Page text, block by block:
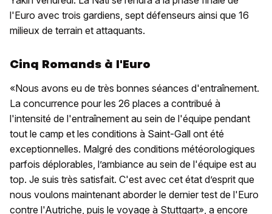
l'Euro avec trois gardiens, sept défenseurs ainsi que 16
milieux de terrain et attaquants.
Cinq Romands à l'Euro
«Nous avons eu de très bonnes séances d'entraînement.
La concurrence pour les 26 places a contribué à
l'intensité de l'entraînement au sein de l'équipe pendant
tout le camp et les conditions à Saint-Gall ont été
exceptionnelles. Malgré des conditions météorologiques
parfois déplorables, l’ambiance au sein de l'équipe est au
top. Je suis très satisfait. C'est avec cet état d’esprit que
nous voulons maintenant aborder le dernier test de l'Euro
contre l'Autriche, puis le voyage à Stuttgart», a encore